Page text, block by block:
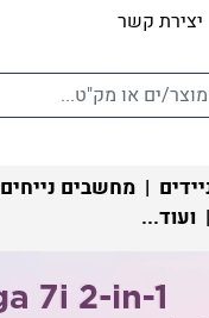
יצירת קשר
| מחשבים נייחים
| ועוד...